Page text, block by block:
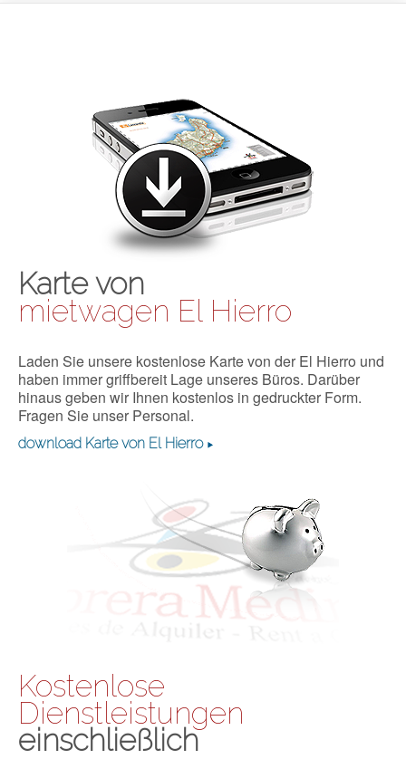
Karte von
mietwagen El Hierro
Laden Sie unsere kostenlose Karte von der El Hierro und
haben immer griffbereit Lage unseres Büros. Darüber
hinaus geben wir Ihnen kostenlos in gedruckter Form.
Fragen Sie unser Personal.
download Karte von El Hierro
Kostenlose
Dienstleistungen
einschließlich